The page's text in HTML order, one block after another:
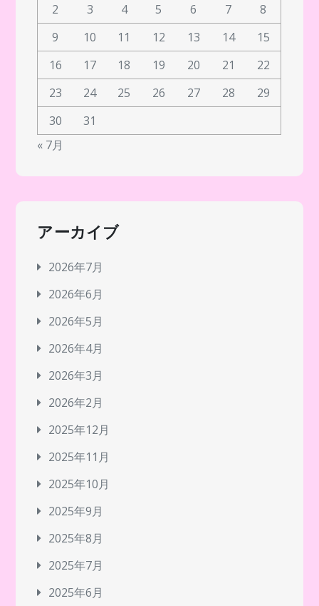
2
3 4 5 6 7
8
9
10 11 12 13 14
15
16
17 18 19 20 21
22
23
24 25 26 27 28
29
30
31
« 7月
アーカイブ
2026年7月
2026年6月
2026年5月
2026年4月
2026年3月
2026年2月
2025年12月
2025年11月
2025年10月
2025年9月
2025年8月
2025年7月
2025年6月